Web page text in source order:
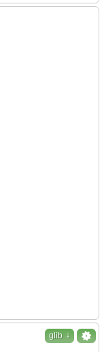
glib ↓